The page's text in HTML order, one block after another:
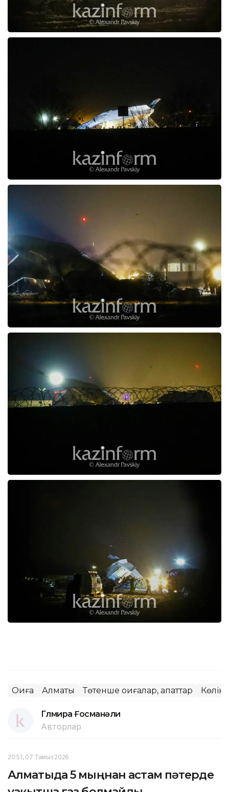
Оқиға Алматы Төтенше оқиғалар, апаттар Көлік
Гүлмира Ғосманәли
Авторлар
20:51, 07 Тамыз 2026
Алматыда 5 мыңнан астам пәтерде